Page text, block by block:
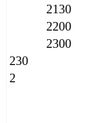
2130
2200
2300
230
2